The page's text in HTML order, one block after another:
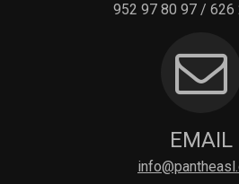
952 97 80 97 / 626
EMAIL